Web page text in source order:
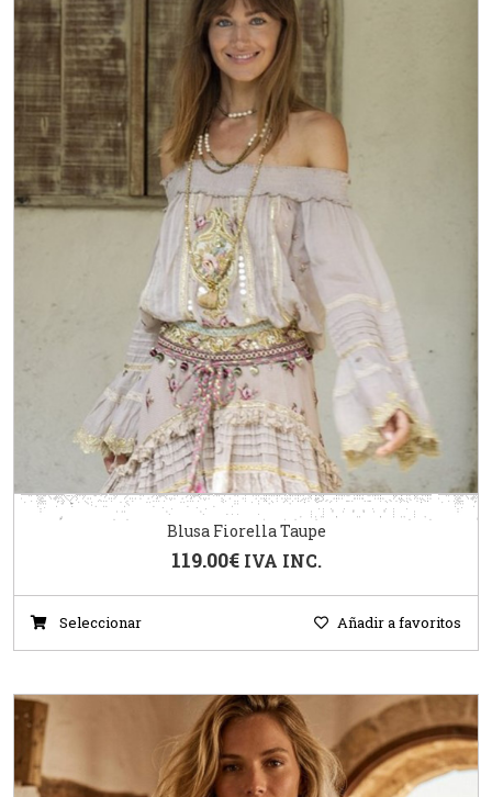
Blusa Fiorella Taupe
119.00€ IVA INC.
Seleccionar Añadir a favoritos